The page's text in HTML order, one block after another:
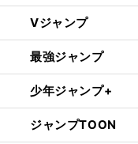
Vジャンプ
最強ジャンプ
少年ジャンプ+
ジャンプTOON